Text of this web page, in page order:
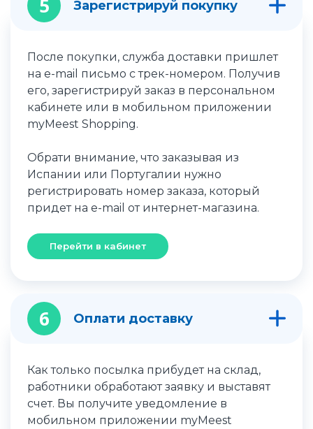
5 Зарегистрируй покупку
После покупки, служба доставки пришлет
на e-mail письмо с трек-номером. Получив
его, зарегистрируй заказ в персональном
кабинете или в мобильном приложении
myMeest Shopping.
Обрати внимание, что заказывая из
Испании или Португалии нужно
регистрировать номер заказа, который
придет на e-mail от интернет-магазина.
Перейти в кабинет
6 Оплати доставку
Как только посылка прибудет на склад,
работники обработают заявку и выставят
счет. Вы получите уведомление в
мобильном приложении myMeest